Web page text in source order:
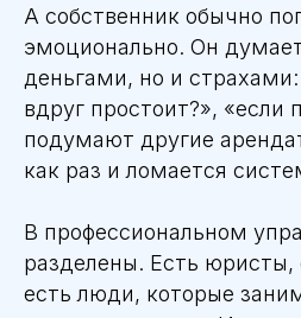
А собственник обычно
эмоционально. Он
деньгами, но и
вдруг простоит?», «если
подумают другие
как раз и ломается
В профессиональном
разделены. Есть юристы,
есть люди, которые